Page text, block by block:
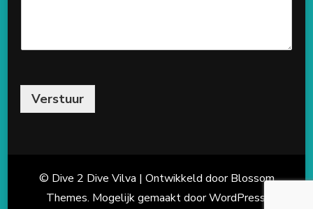
Verstuur
© Dive 2 Dive Vilva | Ontwikkeld doorBlossom
Themes. Mogelijk gemaakt doorWordPress